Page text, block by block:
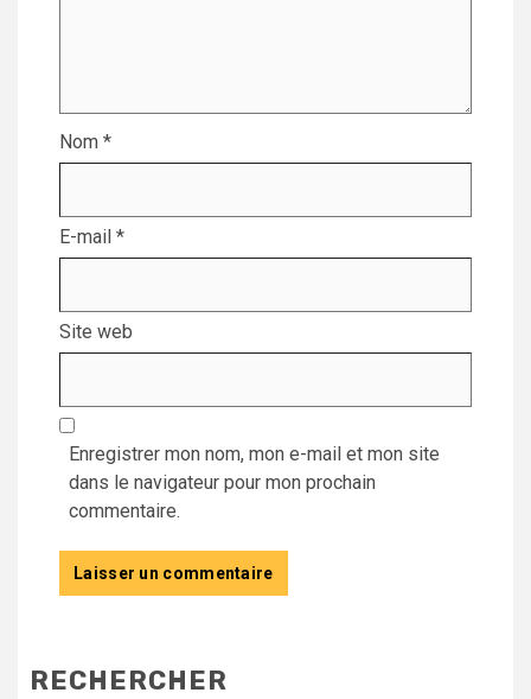
Nom *
E-mail *
Site web
Enregistrer mon nom, mon e-mail et mon site
dans le navigateur pour mon prochain
commentaire.
RECHERCHER